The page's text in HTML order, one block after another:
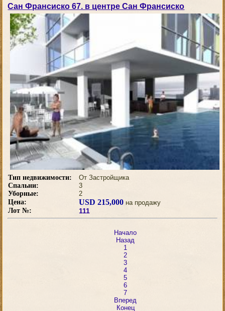
Сан Франсиско 67. в центре Сан Франсиско
Тип недвижимости:
От Застройщика
Спальни:
3
Уборные:
2
Цена:
USD 215,000 на продажу
Лот №:
111
Начало
Назад
1
2
3
4
5
6
7
Вперед
Конец